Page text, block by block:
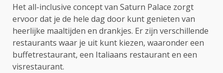
Het all-inclusive concept van Saturn Palace zorgt
ervoor dat je de hele dag door kunt genieten van
heerlijke maaltijden en drankjes. Er zijn verschillende
restaurants waar je uit kunt kiezen, waaronder een
buffetrestaurant, een Italiaans restaurant en een
visrestaurant.